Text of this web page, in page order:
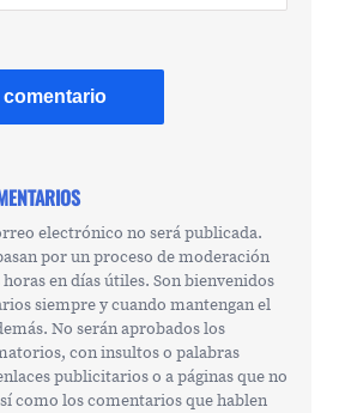
electrónico no será publicada.
por un proceso de moderación
en días útiles. Son bienvenidos
siempre y cuando mantengan el
No serán aprobados los
con insultos o palabras
publicitarios o a páginas que no
como los comentarios que hablen